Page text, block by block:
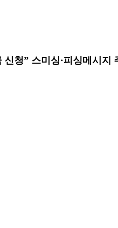
청” 스미싱·피싱메시지